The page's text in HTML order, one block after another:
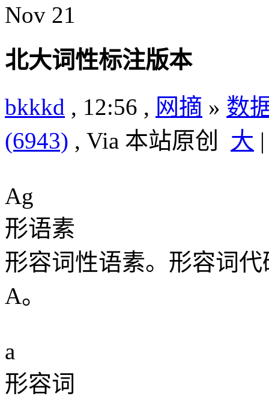
Nov 21
北大词性标注版本
bkkkd , 12:56 , 网摘 » 数
(6943) , Via 本站原创 大
Ag
形语素
形容词性语素。形容词
A。
a
形容词